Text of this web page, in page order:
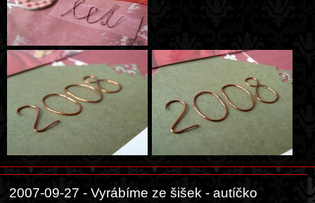
2007-09-27 - Vyrábíme ze šišek - autíčko